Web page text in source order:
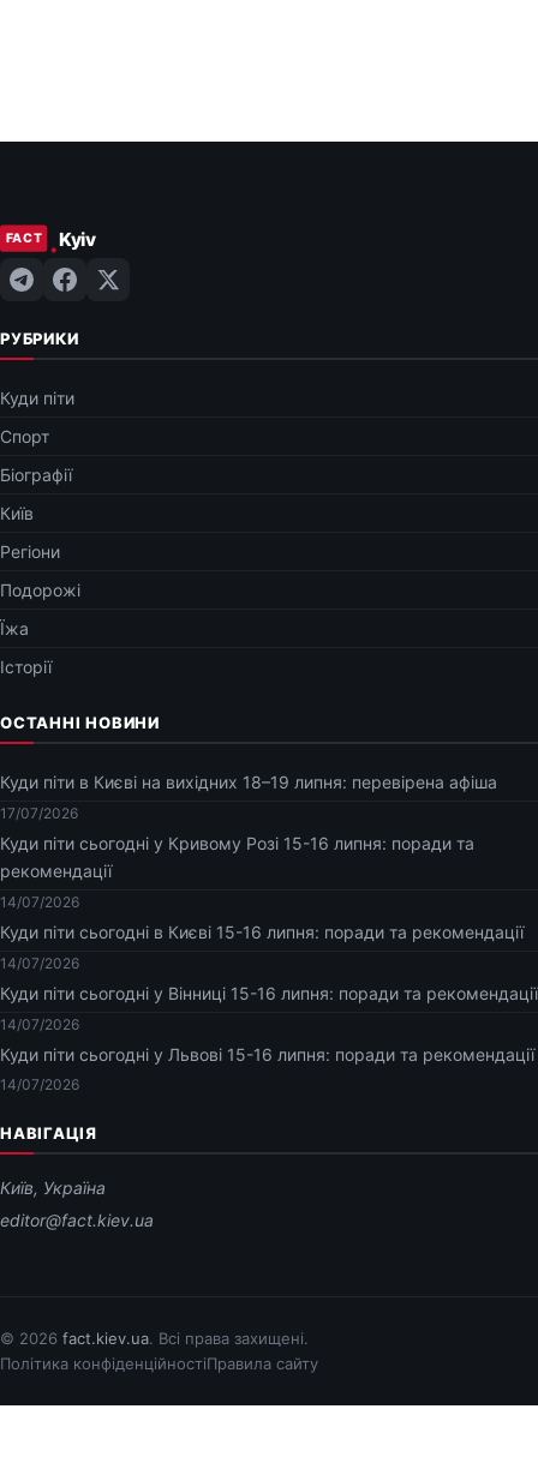
РУБРИКИ
Куди піти
Спорт
Біографії
Київ
Регіони
Подорожі
Їжа
Історії
ОСТАННІ НОВИНИ
Куди піти в Києві на вихідних 18–19 липня: перевірена афіша
17/07/2026
Куди піти сьогодні у Кривому Розі 15-16 липня: поради та
рекомендації
14/07/2026
Куди піти сьогодні в Києві 15-16 липня: поради та рекомендації
14/07/2026
Куди піти сьогодні у Вінниці 15-16 липня: поради та рекомендації
14/07/2026
Куди піти сьогодні у Львові 15-16 липня: поради та рекомендації
14/07/2026
НАВІГАЦІЯ
Київ, Україна
editor@fact.kiev.ua
© 2026 fact.kiev.ua. Всі права захищені.
Політика конфіденційностіПравила сайту